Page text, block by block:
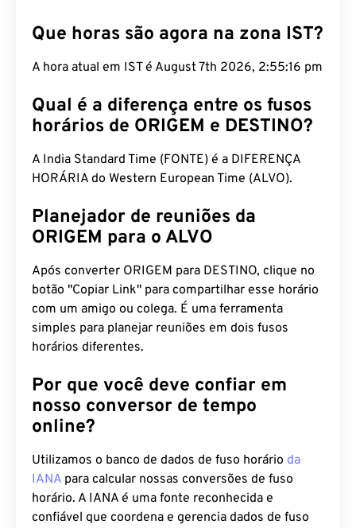
Que horas são agora na zona IST?
A hora atual em IST é August 7th 2026, 2:55:17 pm
Qual é a diferença entre os fusos
horários de ORIGEM e DESTINO?
A India Standard Time (FONTE) é a DIFERENÇA
HORÁRIA do Western European Time (ALVO).
Planejador de reuniões da
ORIGEM para o ALVO
Após converter ORIGEM para DESTINO, clique no
botão "Copiar Link" para compartilhar esse horário
com um amigo ou colega. É uma ferramenta
simples para planejar reuniões em dois fusos
horários diferentes.
Por que você deve confiar em
nosso conversor de tempo
online?
Utilizamos o banco de dados de fuso horário da
IANA para calcular nossas conversões de fuso
horário. A IANA é uma fonte reconhecida e
confiável que coordena e gerencia dados de fuso